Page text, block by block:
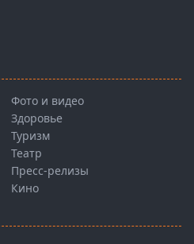
Фото и видео
Здоровье
Туризм
Театр
Пресс-релизы
Кино